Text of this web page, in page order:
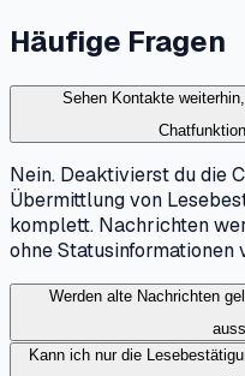
Häufige Fragen
Sehen Kontakte
Nein. Deaktivierst du die
Übermittlung von
komplett. Nachrichten
ohne Statusinformationen
Werden alte Nachrichten
Kann ich nur die